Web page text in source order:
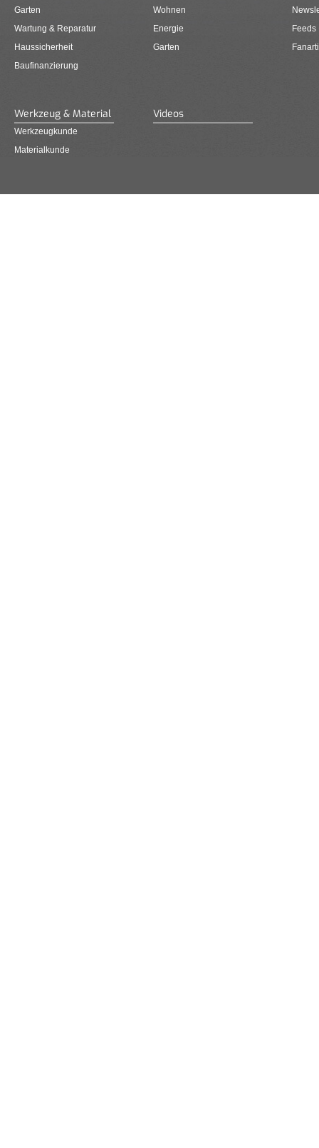
Garten
Wartung & Reparatur
Haussicherheit
Baufinanzierung
Wohnen
Energie
Garten
Feeds
Werkzeug & Material
Werkzeugkunde
Materialkunde
Videos